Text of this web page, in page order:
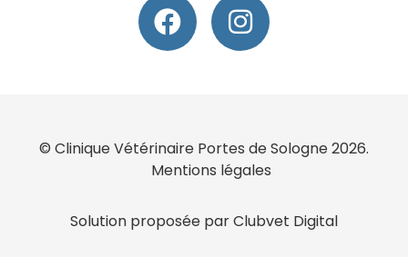
© Clinique Vétérinaire Portes de Sologne 2026.
Mentions légales
Solution proposée par Clubvet Digital